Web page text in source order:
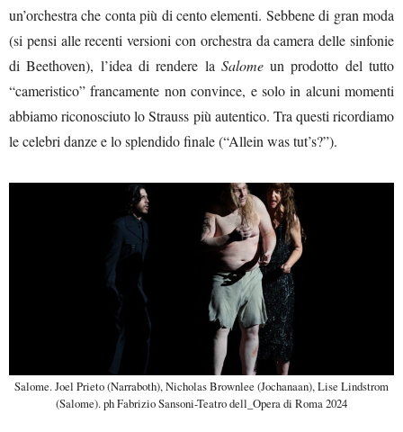
un’orchestra che conta più di cento elementi. Sebbene di gran moda
(si pensi alle recenti versioni con orchestra da camera delle sinfonie
di Beethoven), l’idea di rendere la Salomeun prodotto del tutto
“cameristico” francamente non convince, e solo in alcuni momenti
abbiamo riconosciuto lo Strauss più autentico. Tra questi ricordiamo
le celebri danze e lo splendido finale (“Allein was tut’s?”).
Salome. Joel Prieto (Narraboth), Nicholas Brownlee (Jochanaan), Lise Lindstrom
(Salome). ph Fabrizio Sansoni-Teatro dell_Opera di Roma 2024